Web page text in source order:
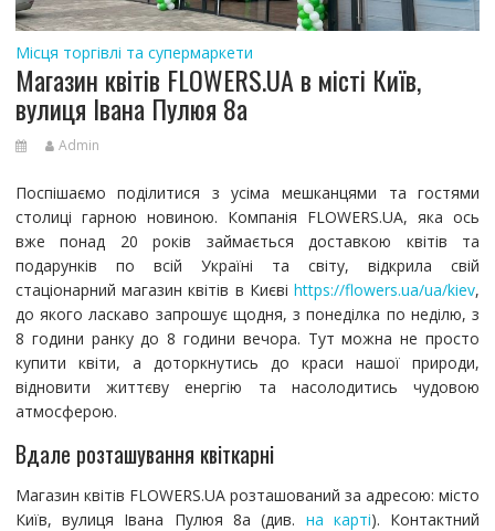
Місця торгівлі та супермаркети
Магазин квітів FLOWERS.UA в місті Київ,
вулиця Івана Пулюя 8а
Admin
Поспішаємо поділитися з усіма мешканцями та гостями
столиці гарною новиною. Компанія FLOWERS.UA, яка ось
вже понад 20 років займається доставкою квітів та
подарунків по всій Україні та світу, відкрила свій
стаціонарний магазин квітів в Києвіhttps://flowers.ua/ua/kiev,
до якого ласкаво запрошує щодня, з понеділка по неділю, з
8 години ранку до 8 години вечора. Тут можна не просто
купити квіти, а доторкнутись до краси нашої природи,
відновити життєву енергію та насолодитись чудовою
атмосферою.
Вдале розташування квіткарні
Магазин квітів FLOWERS.UA розташований за адресою: місто
Київ, вулиця Івана Пулюя 8а (див. на карті). Контактний